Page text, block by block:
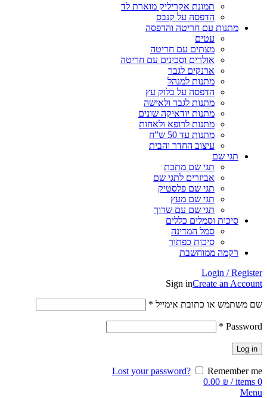
תמונת אקריליק מוארת לד
הדפסה על קנבס
מתנות עם חריטה והדפסה
עטים
מצתים עם חריטה
אולרים וסכינים עם חריטה
ארנקים לגבר
מתנות למנהל
הדפסה על בלוק עץ
מתנות לגבר ולאישה
מתנות יודאיקה שונים
מתנות לרופא ולאחות
מתנות עד 50 ש”ח
עיצוב החדר והבית
תגי שם
תגי שם מתכת
אביזרים לתגי שם
תגי שם פלסטיק
תגי שם מעץ
תגי שם עם שרוך
סיכות וסמלים כללים
סמל המדינה
סיכות כפתור
רקמה ממוחשבת
Login / Register
Sign inCreate an Account
שם משתמש או כתובת אימייל *
Password
*
Log in
Lost your password?
Remember me
0
items
/
0.00 ₪
Menu